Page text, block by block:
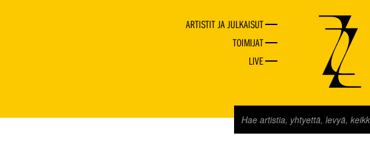
ARTISTIT JA JULKAISUT
TOIMIJAT
LIVE